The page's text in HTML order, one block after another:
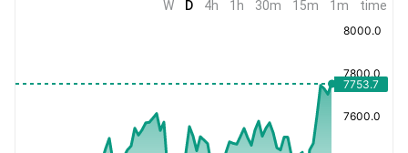
time
1m
15m
30m
1h
4h
D
W